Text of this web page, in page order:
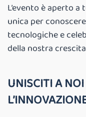
L’evento è aperto
unica per
tecnologiche e
della nostra
UNISCITI A